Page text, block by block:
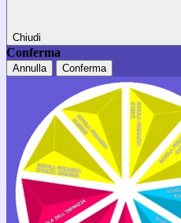
Chiudi
Conferma
Annulla Conferma